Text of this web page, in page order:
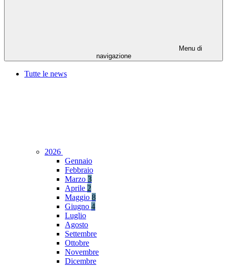
Menu di
navigazione
Tutte le news
2026
Gennaio
Febbraio
Marzo 3
Aprile 2
Maggio 8
Giugno 4
Luglio
Agosto
Settembre
Ottobre
Novembre
Dicembre